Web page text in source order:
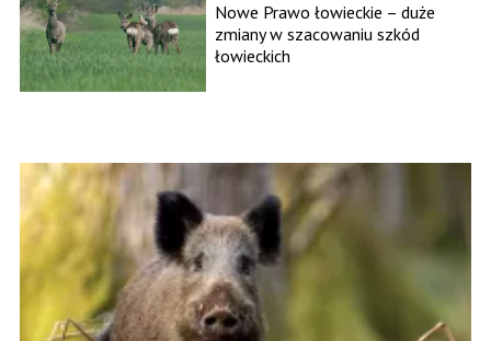
Nowe Prawo łowieckie – duże
zmiany w szacowaniu szkód
łowieckich